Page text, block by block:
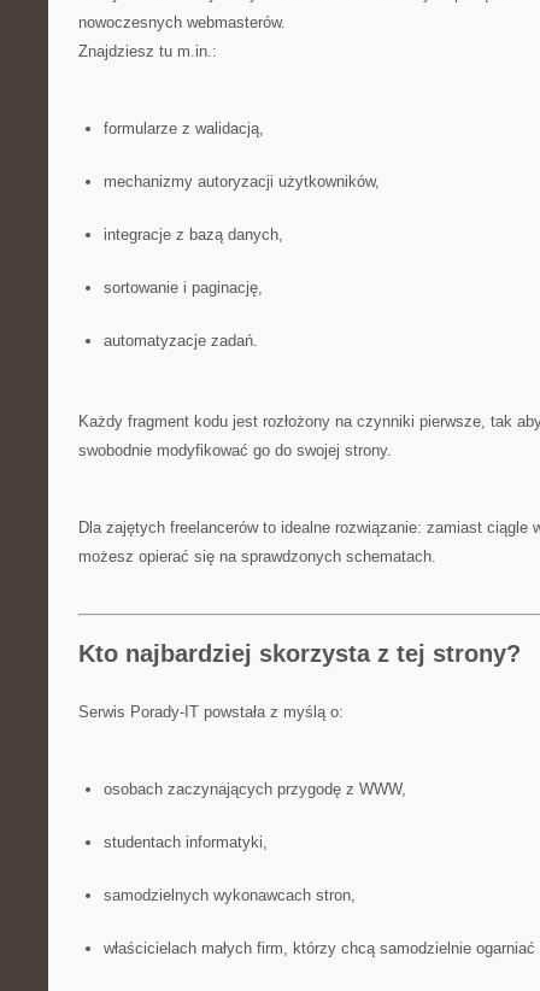
nowoczesnych webmasterów.
Znajdziesz tu m.in.:
formularze z walidacją,
mechanizmy autoryzacji użytkowników,
integracje z bazą danych,
sortowanie i paginację,
automatyzacje zadań.
Każdy fragment kodu jest rozłożony na czynniki pierwsze, tak
swobodnie modyfikować go do swojej strony.
Dla zajętych freelancerów to idealne rozwiązanie: zamiast ciągle
możesz opierać się na sprawdzonych schematach.
Kto najbardziej skorzysta z tej strony?
Serwis Porady-IT powstała z myślą o:
osobach zaczynających przygodę z WWW,
studentach informatyki,
samodzielnych wykonawcach stron,
właścicielach małych firm, którzy chcą samodzielnie